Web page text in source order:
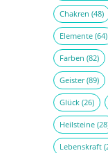
Chakren (48)
Elemente(64)
Farben (82)
Geister(89)
Glück(26)
Heilsteine
Lebenskraft